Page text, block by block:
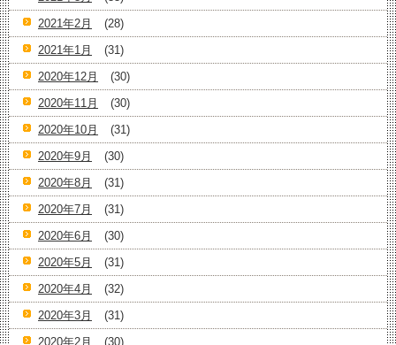
2021年2月
(28)
2021年1月
(31)
2020年12月
(30)
2020年11月
(30)
2020年10月
(31)
2020年9月
(30)
2020年8月
(31)
2020年7月
(31)
2020年6月
(30)
2020年5月
(31)
2020年4月
(32)
2020年3月
(31)
2020年2月
(30)